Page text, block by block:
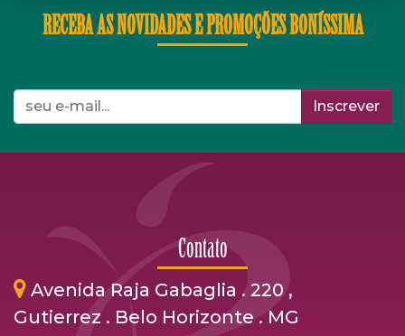
RECEBA AS NOVIDADES E PROMOÇÕES BONÍSSIMA
Inscrever
Contato
Avenida Raja Gabaglia . 220 ,
Gutierrez . Belo Horizonte . MG